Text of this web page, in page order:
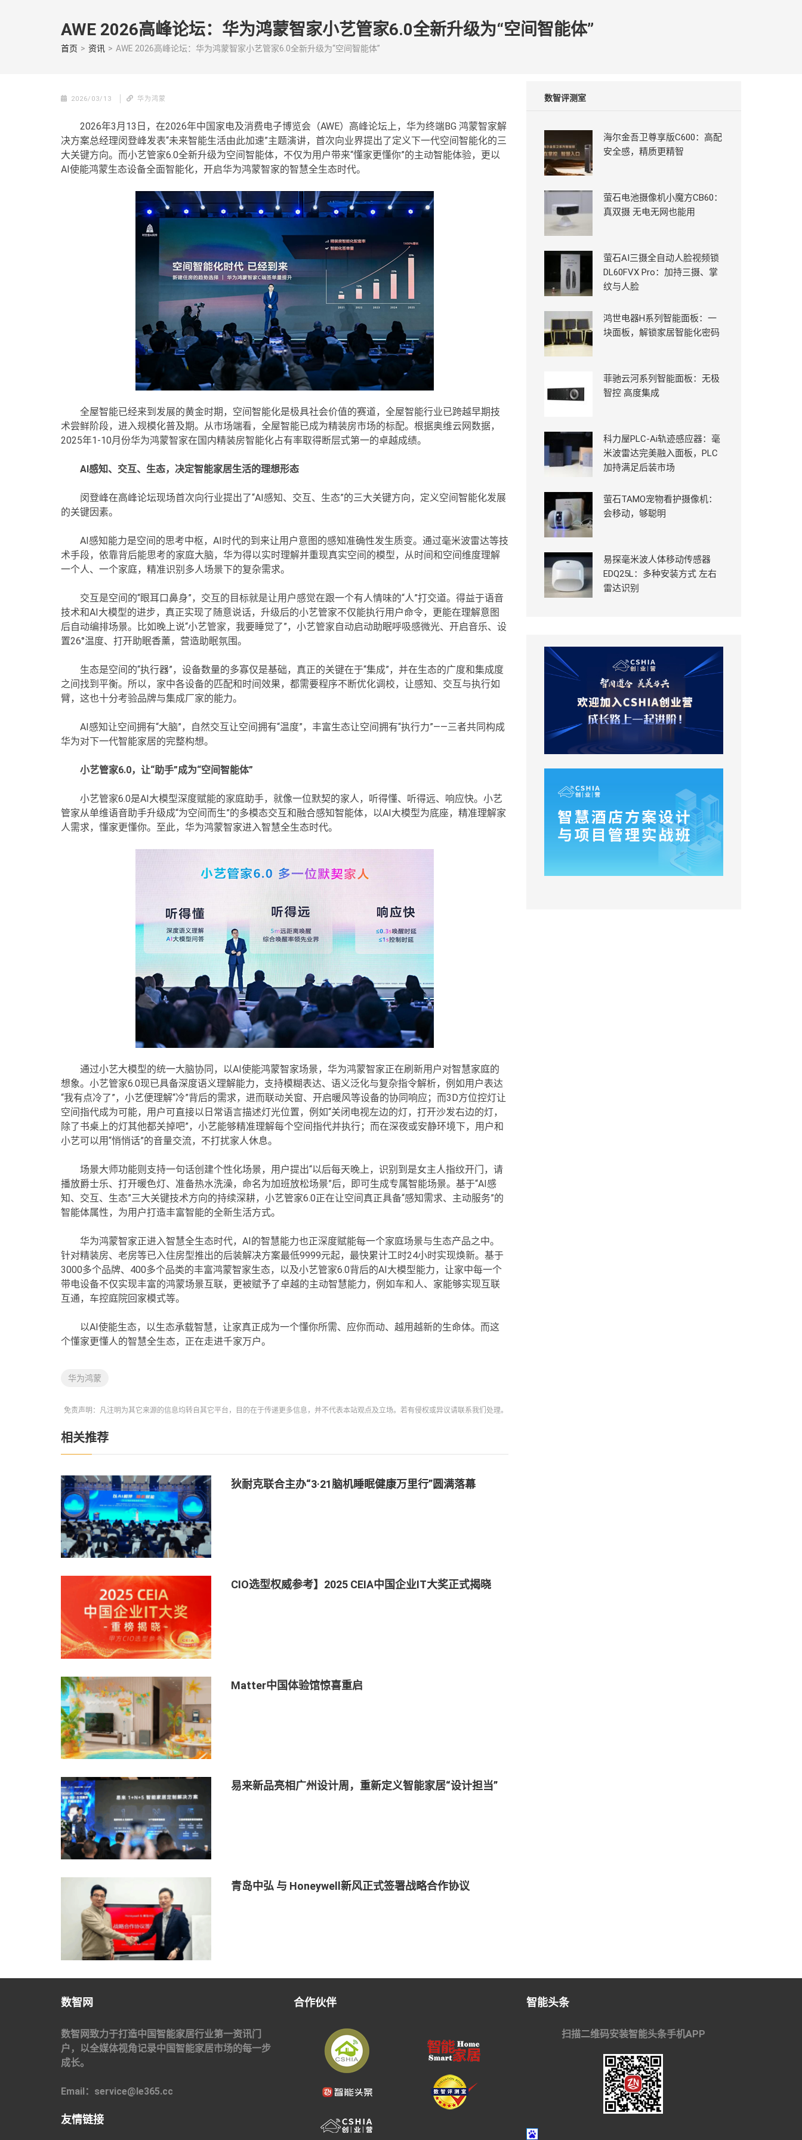
AWE 2026高峰论坛：华为鸿蒙智家小艺管家6.0全新升级为“空间智能体”
首页 > 资讯 > AWE 2026高峰论坛：华为鸿蒙智家小艺管家6.0全新升级为“空间智能体”
2026/03/13 华为鸿蒙
2026年3月13日，在2026年中国家电及消费电子博览会（AWE）高峰论坛上，华为终端BG 鸿蒙智家解
决方案总经理闵登峰发表“未来智能生活由此加速”主题演讲，首次向业界提出了定义下一代空间智能化的三
大关键方向。而小艺管家6.0全新升级为空间智能体，不仅为用户带来“懂家更懂你”的主动智能体验，更以
AI使能鸿蒙生态设备全面智能化，开启华为鸿蒙智家的智慧全生态时代。
全屋智能已经来到发展的黄金时期，空间智能化是极具社会价值的赛道，全屋智能行业已跨越早期技
术尝鲜阶段，进入规模化普及期。从市场端看，全屋智能已成为精装房市场的标配。根据奥维云网数据，
2025年1-10月份华为鸿蒙智家在国内精装房智能化占有率取得断层式第一的卓越成绩。
AI感知、交互、生态，决定智能家居生活的理想形态
闵登峰在高峰论坛现场首次向行业提出了“AI感知、交互、生态”的三大关键方向，定义空间智能化发展
的关键因素。
AI感知能力是空间的思考中枢，AI时代的到来让用户意图的感知准确性发生质变。通过毫米波雷达等技
术手段，依靠背后能思考的家庭大脑，华为得以实时理解并重现真实空间的模型，从时间和空间维度理解
一个人、一个家庭，精准识别多人场景下的复杂需求。
交互是空间的“眼耳口鼻身”，交互的目标就是让用户感觉在跟一个有人情味的“人”打交道。得益于语音
技术和AI大模型的进步，真正实现了随意说话，升级后的小艺管家不仅能执行用户命令，更能在理解意图
后自动编排场景。比如晚上说“小艺管家，我要睡觉了”，小艺管家自动启动助眠呼吸感微光、开启音乐、设
置26°温度、打开助眠香薰，营造助眠氛围。
生态是空间的“执行器”，设备数量的多寡仅是基础，真正的关键在于“集成”，并在生态的广度和集成度
之间找到平衡。所以，家中各设备的匹配和时间效果，都需要程序不断优化调校，让感知、交互与执行如
臂，这也十分考验品牌与集成厂家的能力。
AI感知让空间拥有“大脑”，自然交互让空间拥有“温度”，丰富生态让空间拥有“执行力”——三者共同构成
华为对下一代智能家居的完整构想。
小艺管家6.0，让“助手”成为“空间智能体”
小艺管家6.0是AI大模型深度赋能的家庭助手，就像一位默契的家人，听得懂、听得远、响应快。小艺
管家从单维语音助手升级成“为空间而生”的多模态交互和融合感知智能体，以AI大模型为底座，精准理解家
人需求，懂家更懂你。至此，华为鸿蒙智家进入智慧全生态时代。
通过小艺大模型的统一大脑协同，以AI使能鸿蒙智家场景，华为鸿蒙智家正在刷新用户对智慧家庭的
想象。小艺管家6.0现已具备深度语义理解能力，支持模糊表达、语义泛化与复杂指令解析，例如用户表达
“我有点冷了”，小艺便理解“冷”背后的需求，进而联动关窗、开启暖风等设备的协同响应；而3D方位控灯让
空间指代成为可能，用户可直接以日常语言描述灯光位置，例如“关闭电视左边的灯，打开沙发右边的灯，
除了书桌上的灯其他都关掉吧”，小艺能够精准理解每个空间指代并执行；而在深夜或安静环境下，用户和
小艺可以用“悄悄话”的音量交流，不打扰家人休息。
场景大师功能则支持一句话创建个性化场景，用户提出“以后每天晚上，识别到是女主人指纹开门，请
播放爵士乐、打开暖色灯、准备热水洗澡，命名为加班放松场景”后，即可生成专属智能场景。基于“AI感
知、交互、生态”三大关键技术方向的持续深耕，小艺管家6.0正在让空间真正具备“感知需求、主动服务”的
智能体属性，为用户打造丰富智能的全新生活方式。
华为鸿蒙智家正进入智慧全生态时代，AI的智慧能力也正深度赋能每一个家庭场景与生态产品之中。
针对精装房、老房等已入住房型推出的后装解决方案最低9999元起，最快累计工时24小时实现焕新。基于
3000多个品牌、400多个品类的丰富鸿蒙智家生态，以及小艺管家6.0背后的AI大模型能力，让家中每一个
带电设备不仅实现丰富的鸿蒙场景互联，更被赋予了卓越的主动智慧能力，例如车和人、家能够实现互联
互通，车控庭院回家模式等。
以AI使能生态，以生态承载智慧，让家真正成为一个懂你所需、应你而动、越用越新的生命体。而这
个懂家更懂人的智慧全生态，正在走进千家万户。
华为鸿蒙
免责声明：凡注明为其它来源的信息均转自其它平台，目的在于传递更多信息，并不代表本站观点及立场。若有侵权或异议请联系我们处理。
相关推荐
狄耐克联合主办“3·21脑机睡眠健康万里行”圆满落幕
CIO选型权威参考】2025 CEIA中国企业IT大奖正式揭晓
Matter中国体验馆惊喜重启
易来新品亮相广州设计周，重新定义智能家居“设计担当”
青岛中弘 与 Honeywell新风正式签署战略合作协议
数智评测室
海尔金吾卫尊享版C600：高配
安全感，精质更精智
萤石电池摄像机小魔方CB60：
真双摄 无电无网也能用
萤石AI三摄全自动人脸视频锁
DL60FVX Pro：加持三摄、掌
纹与人脸
鸿世电器H系列智能面板：一
块面板，解锁家居智能化密码
菲驰云河系列智能面板：无极
智控 高度集成
科力屋PLC-Ai轨迹感应器：毫
米波雷达完美融入面板，PLC
加持满足后装市场
萤石TAMO宠物看护摄像机：
会移动，够聪明
易探毫米波人体移动传感器
EDQ25L：多种安装方式 左右
雷达识别
数智网
数智网致力于打造中国智能家居行业第一资讯门
户，以全媒体视角记录中国智能家居市场的每一步
成长。
Email：service@le365.cc
友情链接
合作伙伴 智能头条
扫描二维码安装智能头条手机APP